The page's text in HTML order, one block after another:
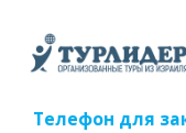
Телефон для